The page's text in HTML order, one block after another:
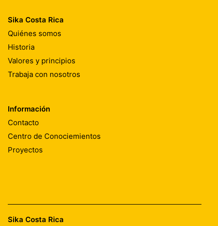
Sika Costa Rica
Quiénes somos
Historia
Valores y principios
Trabaja con nosotros
Información
Contacto
Centro de Conociemientos
Proyectos
Sika Costa Rica